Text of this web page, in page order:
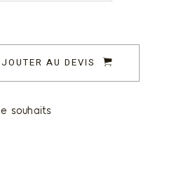
AU DEVIS
souhaits